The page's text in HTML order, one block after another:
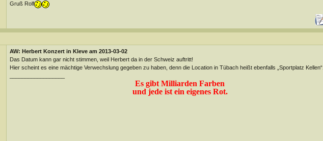
Gruß Rolf
AW: Herbert Konzert in Kleve am 2013-03-02
Das Datum kann gar nicht stimmen, weil Herbert da in der Schweiz auftritt!
Hier scheint es eine mächtige Verwechslung gegeben zu haben, denn die Location in Tübach heißt ebenfalls „Sportplatz Kellen“.
Es gibt Milliarden Farben
und jede ist ein eigenes Rot.